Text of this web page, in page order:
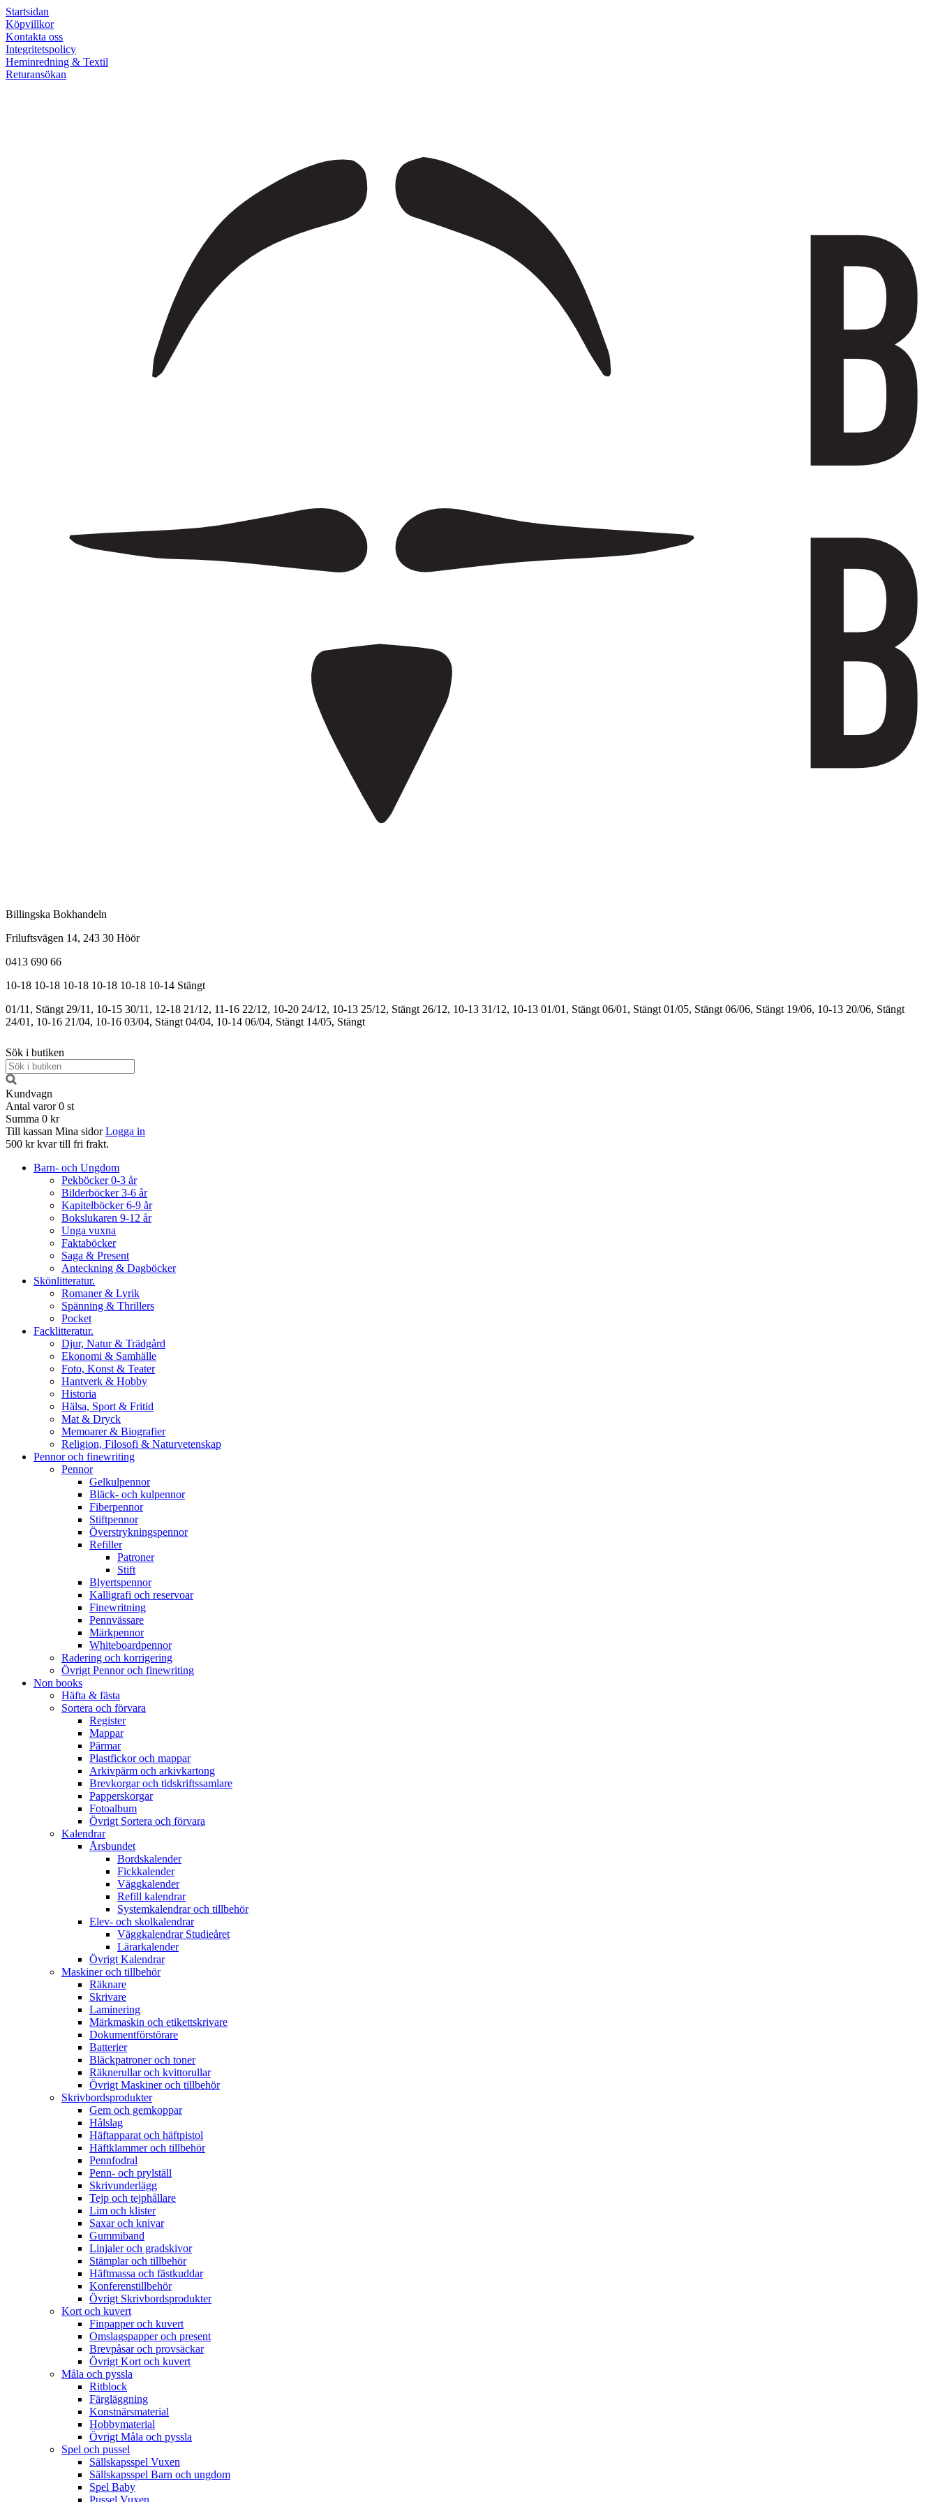
Startsidan
Köpvillkor
Kontakta oss
Integritetspolicy
Heminredning & Textil
Returansökan
Billingska Bokhandeln
Friluftsvägen 14, 243 30 Höör
0413 690 66
10-18 10-18 10-18 10-18 10-18 10-14 Stängt
01/11, Stängt 29/11, 10-15 30/11, 12-18 21/12, 11-16 22/12, 10-20 24/12, 10-13 25/12, Stängt 26/12, 10-13 31/12, 10-13 01/01, Stängt 06/01, Stängt 01/05, Stängt 06/06, Stängt 19/06, 10-13 20/06, Stängt
24/01, 10-16 21/04, 10-16 03/04, Stängt 04/04, 10-14 06/04, Stängt 14/05, Stängt
Sök i butiken
Kundvagn
Antal varor 0 st
Summa 0 kr
Till kassan Mina sidor Logga in
500 kr kvar till fri frakt.
Barn- och Ungdom
Pekböcker 0-3 år
Bilderböcker 3-6 år
Kapitelböcker 6-9 år
Bokslukaren 9-12 år
Unga vuxna
Faktaböcker
Saga & Present
Anteckning & Dagböcker
Skönlitteratur.
Romaner & Lyrik
Spänning & Thrillers
Pocket
Facklitteratur.
Djur, Natur & Trädgård
Ekonomi & Samhälle
Foto, Konst & Teater
Hantverk & Hobby
Historia
Hälsa, Sport & Fritid
Mat & Dryck
Memoarer & Biografier
Religion, Filosofi & Naturvetenskap
Pennor och finewriting
Pennor
Gelkulpennor
Bläck- och kulpennor
Fiberpennor
Stiftpennor
Överstrykningspennor
Refiller
Patroner
Stift
Blyertspennor
Kalligrafi och reservoar
Finewritning
Pennvässare
Märkpennor
Whiteboardpennor
Radering och korrigering
Övrigt Pennor och finewriting
Non books
Häfta & fästa
Sortera och förvara
Register
Mappar
Pärmar
Plastfickor och mappar
Arkivpärm och arkivkartong
Brevkorgar och tidskriftssamlare
Papperskorgar
Fotoalbum
Övrigt Sortera och förvara
Kalendrar
Årsbundet
Bordskalender
Fickkalender
Väggkalender
Refill kalendrar
Systemkalendrar och tillbehör
Elev- och skolkalendrar
Väggkalendrar Studieåret
Lärarkalender
Övrigt Kalendrar
Maskiner och tillbehör
Räknare
Skrivare
Laminering
Märkmaskin och etikettskrivare
Dokumentförstörare
Batterier
Bläckpatroner och toner
Räknerullar och kvittorullar
Övrigt Maskiner och tillbehör
Skrivbordsprodukter
Gem och gemkoppar
Hålslag
Häftapparat och häftpistol
Häftklammer och tillbehör
Pennfodral
Penn- och prylställ
Skrivunderlägg
Tejp och tejphållare
Lim och klister
Saxar och knivar
Gummiband
Linjaler och gradskivor
Stämplar och tillbehör
Häftmassa och fästkuddar
Konferenstillbehör
Övrigt Skrivbordsprodukter
Kort och kuvert
Finpapper och kuvert
Omslagspapper och present
Brevpåsar och provsäckar
Övrigt Kort och kuvert
Måla och pyssla
Ritblock
Färgläggning
Konstnärsmaterial
Hobbymaterial
Övrigt Måla och pyssla
Spel och pussel
Sällskapsspel Vuxen
Sällskapsspel Barn och ungdom
Spel Baby
Pussel Vuxen